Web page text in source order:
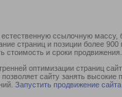
ссылочную
страниц и позиции более
стоимость и сроки продвижения.
оптимизации страниц
сайту занять
Запустить продвижение сайта